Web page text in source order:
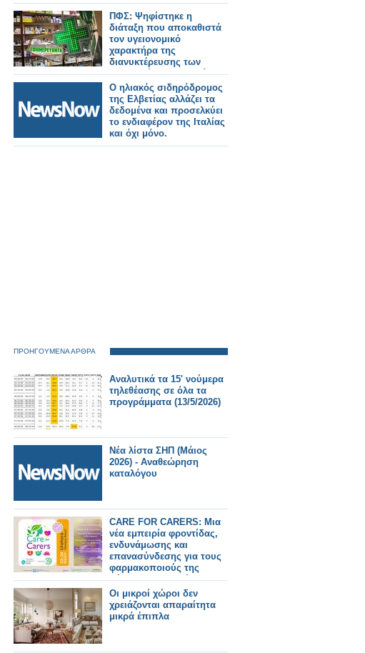
ΠΦΣ: Ψηφίστηκε η
διάταξη που αποκαθιστά
τον υγειονομικό
χαρακτήρα της
διανυκτέρευσης των
φαρμακείων οριοθετώντας
με σαφήνεια τις
υποχρεώσεις τους κατά
τη διάρκειά της
Ο ηλιακός σιδηρόδρομος
της Ελβετίας αλλάζει τα
δεδομένα και προσελκύει
το ενδιαφέρον της Ιταλίας
και όχι μόνο.
ΠΡΟΗΓΟΥΜΕΝΑ ΑΡΘΡΑ
Αναλυτικά τα 15' νούμερα
τηλεθέασης σε όλα τα
προγράμματα (13/5/2026)
Νέα λίστα ΣΗΠ (Μάιος
2026) - Αναθεώρηση
καταλόγου
CARE FOR CARERS: Μια
νέα εμπειρία φροντίδας,
ενδυνάμωσης και
επανασύνδεσης για τους
φαρμακοποιούς της
σύγχρονης εποχής
Οι μικροί χώροι δεν
χρειάζονται απαραίτητα
μικρά έπιπλα